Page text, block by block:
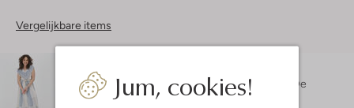
Jum, cookies!
Vergelijkbare items
Lotte is 1 meter 72 lang en draagt maat S/M.
De
pasvorm is
getailleerd